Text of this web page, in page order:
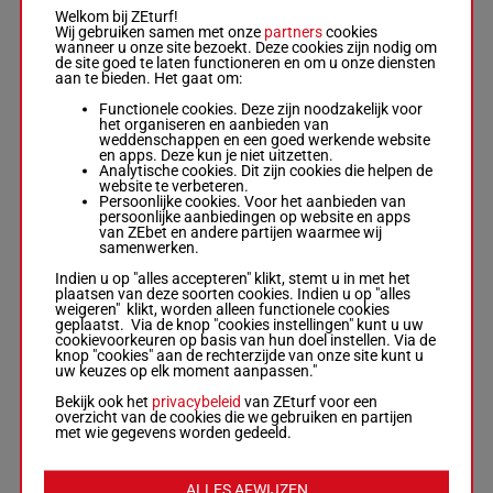
SEQUOIA NS
De Melo K.-M
D Miller
R/7 -55.5 kg
7p 3p 8p 3p 9p
7p 11p 13p 1p
(21) 4p 5p 1p
R/755.5
kg
7p 3p 8p
3p 9p 7p
11p 13p 1p
(21) 4p 5p
SOUTHERN
Mxolli Phi.-S
T Pettigrew
R/6 -
9p 6p 12p 8p
(21) 1p 4p
R/6 55.5
kg
3p 5p 3p
1p 6p 9p
6p 12p 8p
9
OYSTER KING
Munger R.-
Box: 6 -R/7 -
54.5 kg
10p 7p 7p 6p
R/754.5
kg
6p 8p 11p
9p 7p 6p
3p (21) 2p
6
Welkom bij ZEturf!
Wij gebruiken samen met onze partnerscookies
wanneer u onze site bezoekt. Deze cookies zijn nodig om
de site goed te laten functioneren en om u onze diensten
aan te bieden. Het gaat om:
Functionele cookies. Deze zijn noodzakelijk voor
het organiseren en aanbieden van
weddenschappen en een goed werkende website
en apps. Deze kun je niet uitzetten.
Analytische cookies. Dit zijn cookies die helpen de
website te verbeteren.
Persoonlijke cookies. Voor het aanbieden van
persoonlijke aanbiedingen op website en apps
van ZEbet en andere partijen waarmee wij
samenwerken.
Indien u op "alles accepteren" klikt, stemt u in met het
plaatsen van deze soorten cookies. Indien u op "alles
weigeren" klikt, worden alleen functionele cookies
geplaatst. Via de knop "cookies instellingen" kunt u uw
cookievoorkeuren op basis van hun doel instellen. Via de
knop "cookies" aan de rechterzijde van onze site kunt u
uw keuzes op elk moment aanpassen."
Bekijk ook het privacybeleid van ZEturf voor een
overzicht van de cookies die we gebruiken en partijen
met wie gegevens worden gedeeld.
ALLES AFWIJZEN